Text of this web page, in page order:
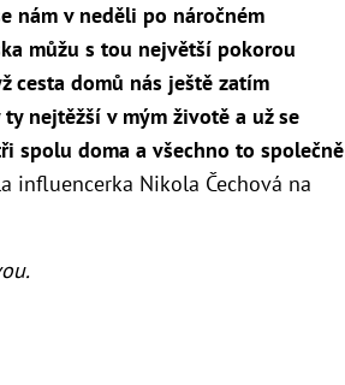
nám v neděli po náročném
můžu s tou největší pokorou
cesta domů nás ještě zatím
nejtěžší v mým životě a už se
spolu doma a všechno to společně
influencerka Nikola Čechová na